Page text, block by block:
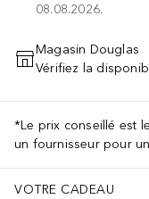
08.08.2026.
Magasin Douglas
Vérifiez la
*Le prix conseillé est
un fournisseur pour
VOTRE CADEAU